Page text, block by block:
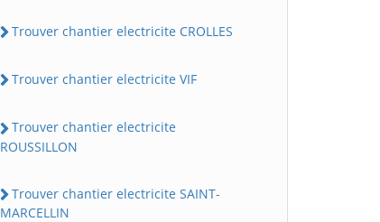
Trouver chantier electricite CROLLES
Trouver chantier electricite VIF
Trouver chantier electricite
ROUSSILLON
Trouver chantier electricite SAINT-
MARCELLIN